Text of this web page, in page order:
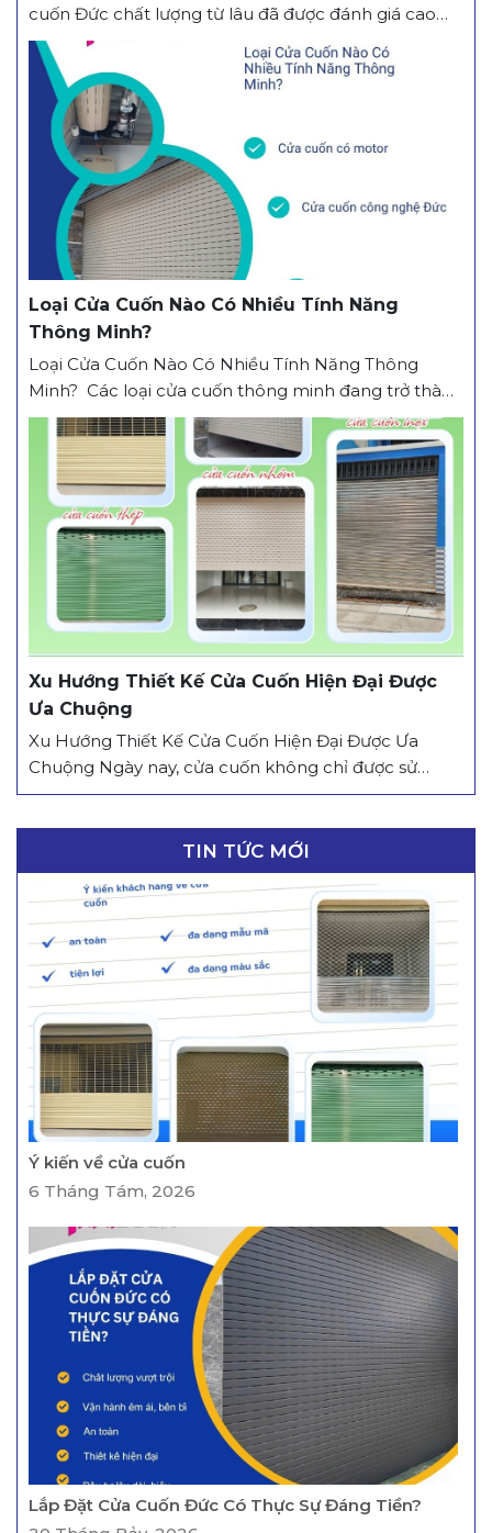
cuốn Đức chất lượng từ lâu đã được đánh giá cao
trên thị trường. Loại cửa này kết hợp giữa công nghệ
hiện đại, độ bền vượt trội và tính an toàn trong quá
trình sử dụng. Không chỉ đáp ứng nhu cầu...
Loại Cửa Cuốn Nào Có Nhiều Tính Năng
Thông Minh?
Loại Cửa Cuốn Nào Có Nhiều Tính Năng Thông
Minh? Các loại cửa cuốn thông minh đang trở thành
lựa chọn hàng đầu cho khách hàng nhờ khả năng
vận hành tiện lợi, an toàn và hiện đại. Vậy loại cửa
cuốn nào được tích hợp nhiều tính năng thông minh
nhất? Dưới đây là...
Xu Hướng Thiết Kế Cửa Cuốn Hiện Đại Được
Ưa Chuộng
Xu Hướng Thiết Kế Cửa Cuốn Hiện Đại Được Ưa
Chuộng Ngày nay, cửa cuốn không chỉ được sử
dụng để bảo vệ công trình, mà còn góp phần nâng
của công nghệ và nhu cầu sử dụng ngày càng đa
dạng, thị trường...
TIN TỨC MỚI
Ý kiến về cửa cuốn
6 Tháng Tám, 2026
Lắp Đặt Cửa Cuốn Đức Có Thực Sự Đáng Tiền?